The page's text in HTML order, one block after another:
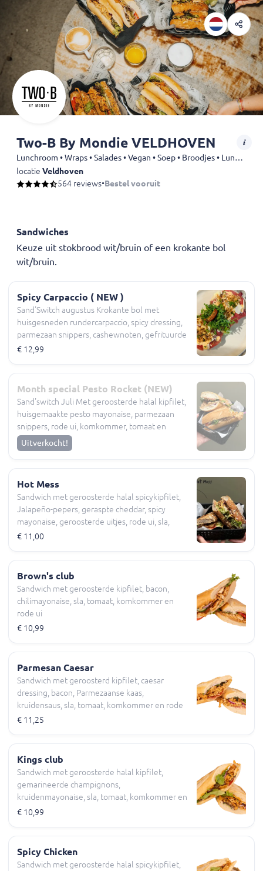
Two-B By Mondie VELDHOVEN
Lunchroom • Wraps • Salades • Vegan • Soep • Broodjes • Lunch • Hamburgers
locatie Veldhoven
Afhaal tijden kunnen niet gewijzigd worden-Online bestellingen
564 reviews•Bestel vooruit
Sandwiches
Keuze uit stokbrood wit/bruin of een krokante bol
wit/bruin.
Spicy Carpaccio ( NEW )
Sand'Switch augustus Krokante bol met
huisgesneden rundercarpaccio, spicy dressing,
parmezaan snippers, cashewnoten, gefrituurde
uitjes, rucola, sla, tomaat, komkommer
€ 12,99
Month special Pesto Rocket (NEW)
Sand'switch Juli Met geroosterde halal kipfilet,
huisgemaakte pesto mayonaise, parmezaan
snippers, rode ui, komkommer, tomaat en
Rucola
Uitverkocht!
Hot Mess
Sandwich met geroosterde halal spicykipfilet,
Jalapeño-pepers, geraspte cheddar, spicy
mayonaise, geroosterde uitjes, rode ui, sla,
tomaat, komkommer
€ 11,00
Brown's club
Sandwich met geroosterde kipfilet, bacon,
chilimayonaise, sla, tomaat, komkommer en
rode ui
€ 10,99
Parmesan Caesar
Sandwich met geroosterd kipfilet, caesar
dressing, bacon, Parmezaanse kaas,
kruidensaus, sla, tomaat, komkommer en rode
ui
€ 11,25
Kings club
Sandwich met geroosterde halal kipfilet,
gemarineerde champignons,
kruidenmayonaise, sla, tomaat, komkommer en
rode ui
€ 10,99
Spicy Chicken
Sandwich met geroosterde halal spicykipfilet,